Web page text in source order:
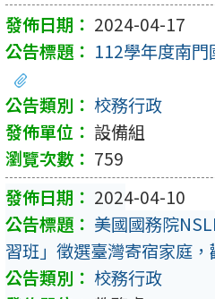
2024-04-17
112學年度南
校務行政
設備組
759
2024-04-10
美國國務院
習班」徵選臺灣寄宿家庭，
校務行政